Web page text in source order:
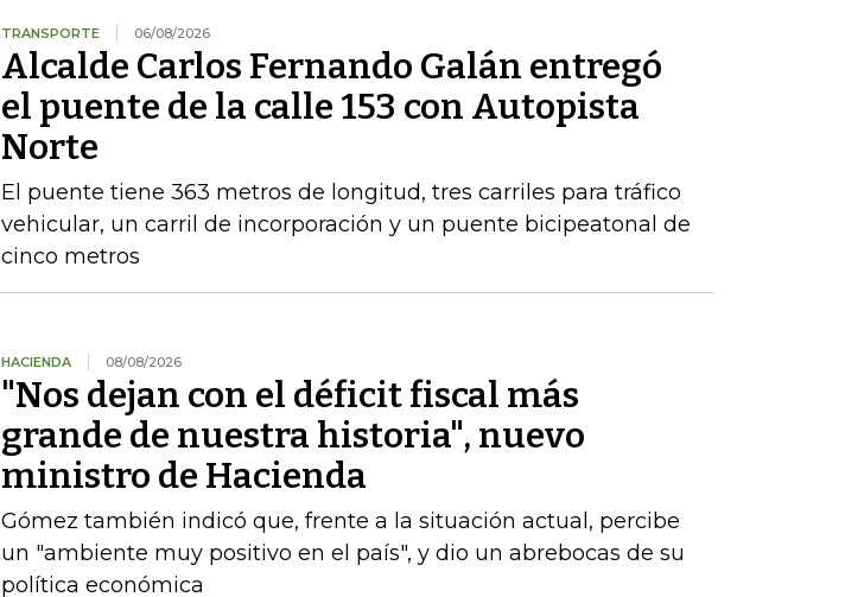
TRANSPORTE 06/08/2026
Alcalde Carlos Fernando Galán entregó
el puente de la calle 153 con Autopista
Norte
El puente tiene 363 metros de longitud, tres carriles para tráfico
vehicular, un carril de incorporación y un puente bicipeatonal de
cinco metros
HACIENDA 08/08/2026
"Nos dejan con el déficit fiscal más
grande de nuestra historia", nuevo
ministro de Hacienda
Gómez también indicó que, frente a la situación actual, percibe
un "ambiente muy positivo en el país", y dio un abrebocas de su
política económica